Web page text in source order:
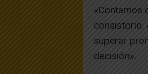
«Contamos
consistorio.
superar
decisión».